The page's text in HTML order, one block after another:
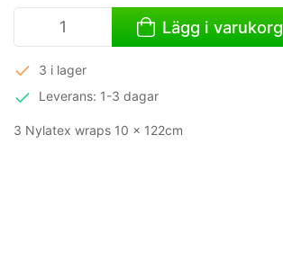
Lägg i varukorg
3 i lager
Leverans: 1-3 dagar
3 Nylatex wraps 10 x 122cm